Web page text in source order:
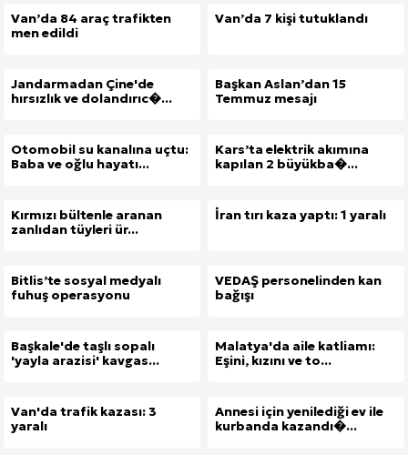
Van’da 84 araç trafikten
men edildi
Van’da 7 kişi tutuklandı
Jandarmadan Çine'de
hırsızlık ve dolandırıc�...
Başkan Aslan’dan 15
Temmuz mesajı
Otomobil su kanalına uçtu:
Baba ve oğlu hayatı...
Kars’ta elektrik akımına
kapılan 2 büyükba�...
Kırmızı bültenle aranan
zanlıdan tüyleri ür...
İran tırı kaza yaptı: 1 yaralı
Bitlis’te sosyal medyalı
fuhuş operasyonu
VEDAŞ personelinden kan
bağışı
Başkale'de taşlı sopalı
'yayla arazisi' kavgas...
Malatya'da aile katliamı:
Eşini, kızını ve to...
Van'da trafik kazası: 3
yaralı
Annesi için yenilediği ev ile
kurbanda kazandı�...